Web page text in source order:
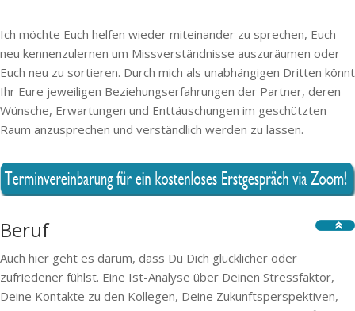
Ich möchte Euch helfen wieder miteinander zu sprechen, Euch
neu kennenzulernen um Missverständnisse auszuräumen oder
Euch neu zu sortieren. Durch mich als unabhängigen Dritten könnt
Ihr Eure jeweiligen Beziehungserfahrungen der Partner, deren
Wünsche, Erwartungen und Enttäuschungen im geschützten
Raum anzusprechen und verständlich werden zu lassen.
Beruf
Auch hier geht es darum, dass Du Dich glücklicher oder
zufriedener fühlst. Eine Ist-Analyse über Deinen Stressfaktor,
Deine Kontakte zu den Kollegen, Deine Zukunftsperspektiven,